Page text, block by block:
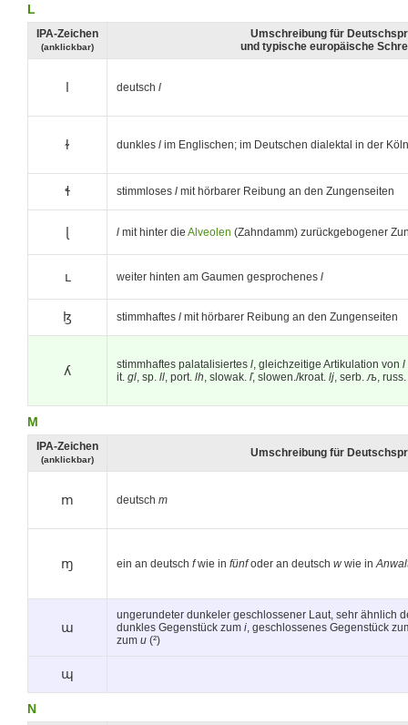
L
IPA-Zeichen
(anklickbar)
Umschreibung für
und typische europäische
deutsch l
ɫ dunkles l im Englischen; im Deutschen dialektal in der
ɬ stimmloses l mit hörbarer Reibung an den Zungenseiten
l mit hinter die Alveolen (Zahndamm) zurückgebogener
ʟ weiter hinten am Gaumen gesprochenes l
ɮ stimmhaftes l mit hörbarer Reibung an den Zungenseiten
ʎ stimmhaftes palatalisiertes l, gleichzeitige Artikulation von l
it. gl, sp. ll, port. lh, slowak. ľ, slowen./kroat. lj, serb.љ, russ.
M
IPA-Zeichen
(anklickbar)
Umschreibung für
m deutsch m
ɱ ein an deutsch fwie in fünfoder an deutsch w wie in
ɯ
ungerundeter dunkeler geschlossener Laut, sehr ähnlich
dunkles Gegenstück zum i, geschlossenes Gegenstück
zum u (²)
ɰ
N